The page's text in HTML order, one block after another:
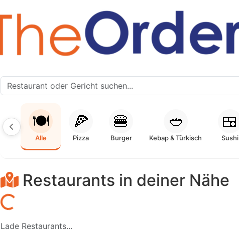
🍽️
Alle
🍕
Pizza
🍔
Burger
🥙
Kebap & Türkisch
🍱
Sushi
Restaurants in deiner Nähe
Laden...
Lade Restaurants...